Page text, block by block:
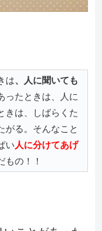
は、人に聞いても
ったときは、人に
きは、しばらくた
がる。そんなこと
い 人に分けてあげ
もの！！